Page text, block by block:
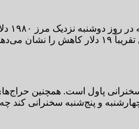
سخنرانی پاول است. همچنین
چهارشنبه و پنج‌شنبه سخنرانی